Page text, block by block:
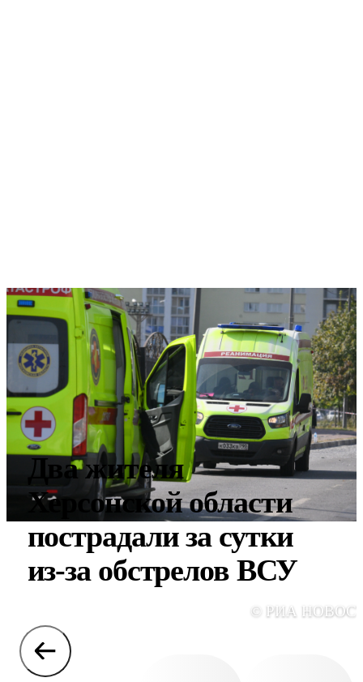
Два жителя
Херсонской области
пострадали за сутки
из-за обстрелов ВСУ
© РИА